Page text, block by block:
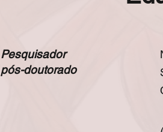
Pesquisador
pós-doutorado